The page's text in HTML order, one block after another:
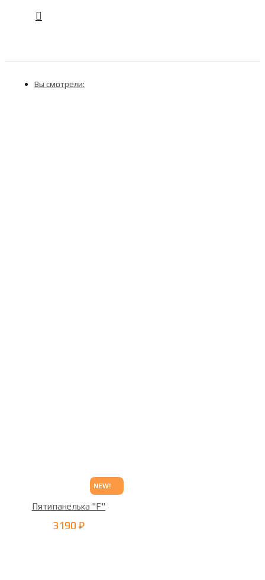
Вы смотрели:
NEW!
Пятипанелька "F"
3190 ₽